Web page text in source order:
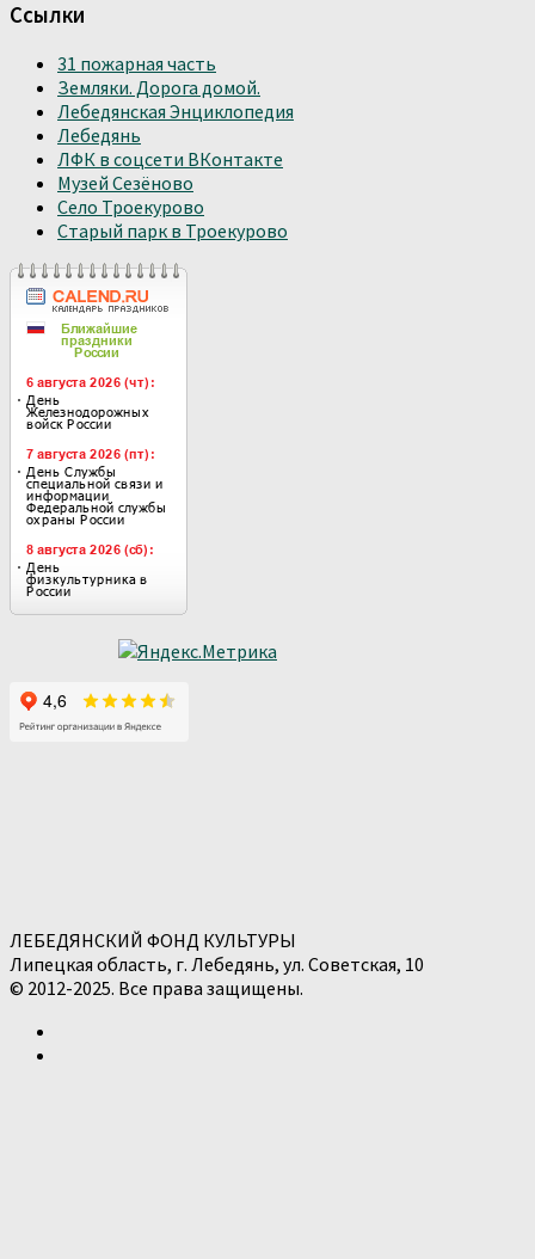
Ссылки
31 пожарная часть
Земляки. Дорога домой.
Лебедянская Энциклопедия
Лебедянь
ЛФК в соцсети ВКонтакте
Музей Сезёново
Село Троекурово
Старый парк в Троекурово
ЛЕБЕДЯНСКИЙ ФОНД КУЛЬТУРЫ
Липецкая область, г. Лебедянь, ул. Советская, 10
© 2012-2025. Все права защищены.